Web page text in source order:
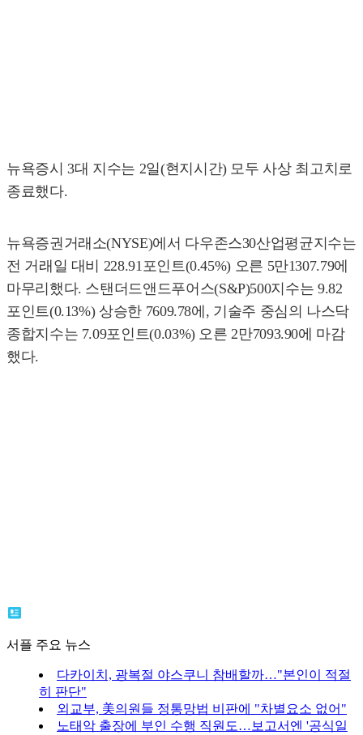
뉴욕증시 3대 지수는 2일(현지시간) 모두 사상 최고치로
종료했다.
뉴욕증권거래소(NYSE)에서 다우존스30산업평균지수는
전 거래일 대비 228.91포인트(0.45%) 오른 5만1307.79에
마무리했다. 스탠더드앤드푸어스(S&P)500지수는 9.82
포인트(0.13%) 상승한 7609.78에, 기술주 중심의 나스닥
종합지수는 7.09포인트(0.03%) 오른 2만7093.90에 마감
했다.
서플 주요 뉴스
다카이치, 광복절 야스쿠니 참배할까…"본인이 적절
히 판단"
외교부, 美의원들 정통망법 비판에 "차별요소 없어"
노태악 출장에 부인 수행 직원도…보고서엔 '공식일